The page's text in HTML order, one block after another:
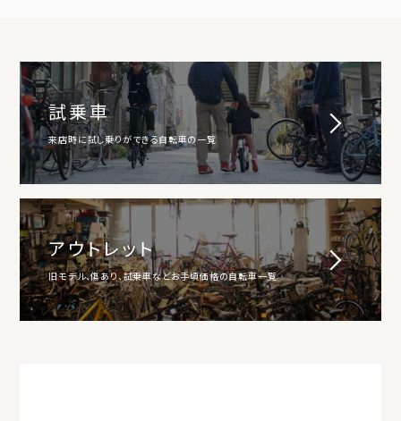
試乗車
来店時に試し乗りができる自転車の一覧
アウトレット
旧モデル、傷あり、試乗車などお手頃価格の自転車一覧